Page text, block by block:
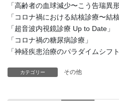
「高齢者の血球減少〜こう告瑞異
「コロナ禍における結核診療〜結
「超音波内視鏡診療 Up to Date」
「コロナ禍の糖尿病診療」
「神経疾患治療のパラダイムシフ
カテゴリー その他